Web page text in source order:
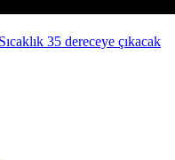
35 dereceye çıkacak